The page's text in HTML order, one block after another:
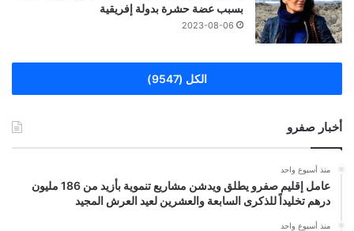
بسبب عضة حشرة بدولة إفريقية
2023-08-06
الكل (9547)
أخبار صفرو
منذ أسبوع واحد
عامل إقليم صفرو يطلق ويدشن مشاريع تنموية بأزيد من 186 مليون
درهم تخليداً للذكرى السابعة والعشرين لعيد العرش المجيد
منذ أسبوع واحد